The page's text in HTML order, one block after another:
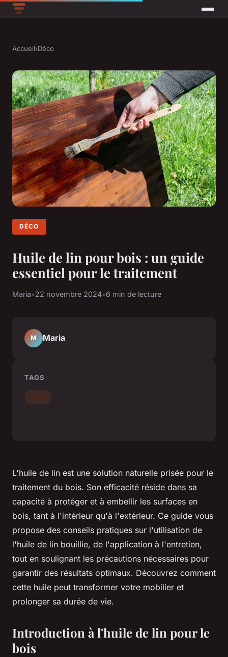
Accueil›Déco
DÉCO
Huile de lin pour bois : un guide
essentiel pour le traitement
Maria•22 novembre 2024•6 min de lecture
L'huile de lin est une solution naturelle prisée pour le
traitement du bois. Son efficacité réside dans sa
capacité à protéger et à embellir les surfaces en
bois, tant à l'intérieur qu'à l'extérieur. Ce guide vous
propose des conseils pratiques sur l'utilisation de
l'huile de lin bouillie, de l'application à l'entretien,
tout en soulignant les précautions nécessaires pour
garantir des résultats optimaux. Découvrez comment
cette huile peut transformer votre mobilier et
prolonger sa durée de vie.
Introduction à l'huile de lin pour le
bois
M Maria
TAGS
Déco